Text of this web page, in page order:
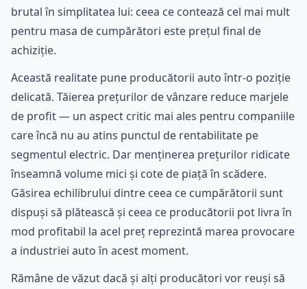
brutal în simplitatea lui: ceea ce contează cel mai mult
pentru masa de cumpărători este prețul final de
achiziție.
Această realitate pune producătorii auto într-o poziție
delicată. Tăierea prețurilor de vânzare reduce marjele
de profit — un aspect critic mai ales pentru companiile
care încă nu au atins punctul de rentabilitate pe
segmentul electric. Dar menținerea prețurilor ridicate
înseamnă volume mici și cote de piață în scădere.
Găsirea echilibrului dintre ceea ce cumpărătorii sunt
dispuși să plătească și ceea ce producătorii pot livra în
mod profitabil la acel preț reprezintă marea provocare
a industriei auto în acest moment.
Rămâne de văzut dacă și alți producători vor reuși să